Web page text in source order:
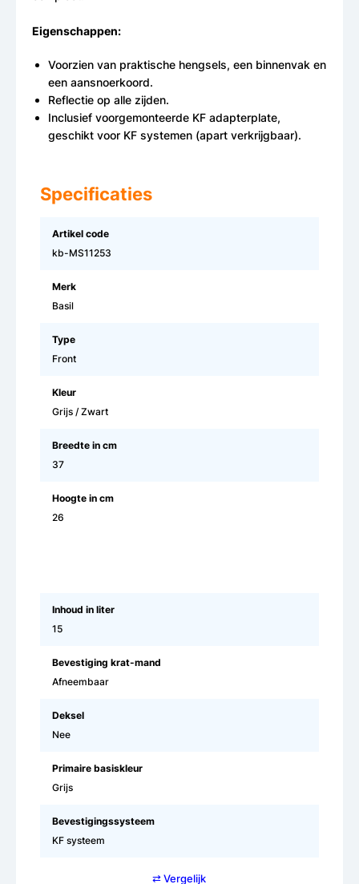
Eigenschappen:
Voorzien van praktische hengsels, een binnenvak en
een aansnoerkoord.
Reflectie op alle zijden.
Inclusief voorgemonteerde KF adapterplate,
geschikt voor KF systemen (apart verkrijgbaar).
Specificaties
Artikel code
kb-MS11253
Merk
Basil
Type
Front
Kleur
Grijs / Zwart
Breedte in cm
37
Hoogte in cm
26
Inhoud in liter
15
Bevestiging krat-mand
Afneembaar
Deksel
Nee
Primaire basiskleur
Grijs
Bevestigingssysteem
KF systeem
⇄ Vergelijk